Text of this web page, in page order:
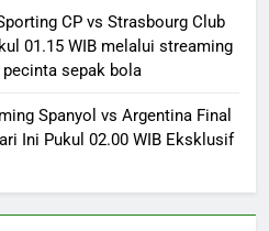
CP vs Strasbourg Club
01.15 WIB melalui streaming
sepak bola
Spanyol vs Argentina Final
Ini Pukul 02.00 WIB Eksklusif